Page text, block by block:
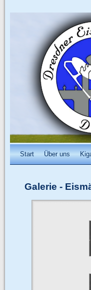
Start Über uns
Galerie -